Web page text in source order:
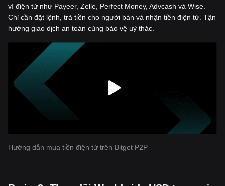
ví điện tử như Payeer, Zelle, Perfect Money, Advcash và Wise.
Chỉ cần đặt lệnh, trả tiền cho người bán và nhận tiền điện tử. Tận
hưởng giao dịch an toàn cùng bảo vệ uỷ thác.
Hướng dẫn mua tiền điện tử trên Bitget P2P